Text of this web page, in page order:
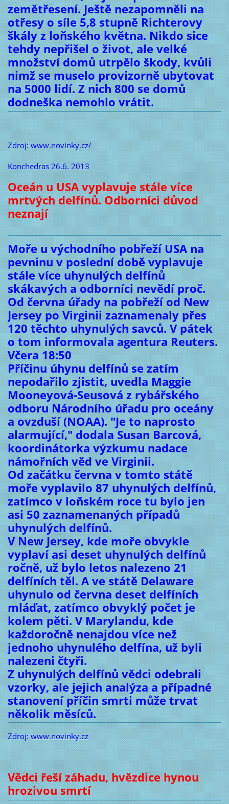
zemětřesení. Ještě nezapomněli na
otřesy o síle 5,8 stupně Richterovy
škály z loňského května. Nikdo sice
tehdy nepřišel o život, ale velké
množství domů utrpělo škody, kvůli
nimž se muselo provizorně ubytovat
na 5000 lidí. Z nich 800 se domů
dodneška nemohlo vrátit.
Zdroj: www.novinky.cz/
Konchedras 26.6. 2013
Oceán u USA vyplavuje stále více
mrtvých delfínů. Odborníci důvod
neznají
Moře u východního pobřeží USA na
pevninu v poslední době vyplavuje
stále více uhynulých delfínů
skákavých a odborníci nevědí proč.
Od června úřady na pobřeží od New
Jersey po Virginii zaznamenaly přes
120 těchto uhynulých savců. V pátek
o tom informovala agentura Reuters.
Včera 18:50
Příčinu úhynu delfínů se zatím
nepodařilo zjistit, uvedla Maggie
Mooneyová-Seusová z rybářského
odboru Národního úřadu pro oceány
a ovzduší (NOAA). "Je to naprosto
alarmující," dodala Susan Barcová,
koordinátorka výzkumu nadace
námořních věd ve Virginii.
Od začátku června v tomto státě
moře vyplavilo 87 uhynulých delfínů,
zatímco v loňském roce tu bylo jen
asi 50 zaznamenaných případů
uhynulých delfínů.
V New Jersey, kde moře obvykle
vyplaví asi deset uhynulých delfínů
ročně, už bylo letos nalezeno 21
delfíních těl. A ve státě Delaware
uhynulo od června deset delfíních
mláďat, zatímco obvyklý počet je
kolem pěti. V Marylandu, kde
každoročně nenajdou více než
jednoho uhynulého delfína, už byli
nalezeni čtyři.
Z uhynulých delfínů vědci odebrali
vzorky, ale jejich analýza a případné
stanovení příčin smrti může trvat
několik měsíců.
Zdroj: www.novinky.cz
Vědci řeší záhadu, hvězdice hynou
hrozivou smrtí